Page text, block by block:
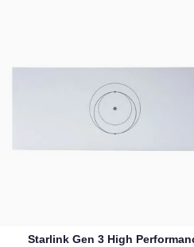
Starlink Gen 3 High